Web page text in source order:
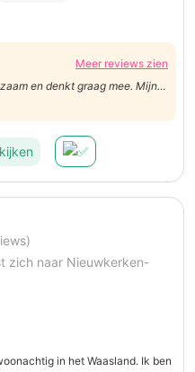
Meer reviews zien
en denkt graag mee. Mijn
zich naar Nieuwkerken-
in het Waasland. Ik ben